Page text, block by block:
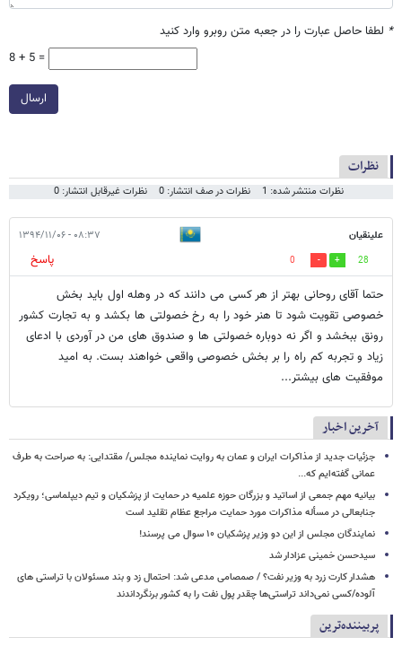
* لطفا حاصل عبارت را در جعبه متن روبرو وارد کنید
8 + 5 =
ارسال
نظرات
نظرات منتشر شده: 1 نظرات در صف انتشار: 0 نظرات غیرقابل انتشار: 0
علینقیان ۰۸:۳۷ - ۱۳۹۴/۱۱/۰۶
28
0
پاسخ
حتما آقای روحانی بهتر از هر کسی می دانند که در وهله اول باید بخش
خصوصی تقویت شود تا هنر خود را به رخ خصولتی ها بکشد و به تجارت کشور
رونق ببخشد و اگر نه دوباره خصولتی ها و صندوق های من در آوردی با ادعای
زیاد و تجربه کم راه را بر بخش خصوصی واقعی خواهند بست. به امید
موفقیت های بیشتر...
آخرین اخبار
جزئیات جدید از مذاکرات ایران و عمان به روایت نماینده مجلس/ مقتدایی: به صراحت به طرف
عمانی گفته‌ایم که...
بیانیه مهم جمعی از اساتید و بزرگان حوزه علمیه در حمایت از پزشکیان و تیم دیپلماسی؛ رویکرد
جنابعالی در مسأله مذاکرات مورد حمایت مراجع عظام تقلید است
نمایندگان مجلس از این دو وزیر پزشکیان ۱۰ سوال می پرسند!
سیدحسن خمینی عزادار شد
هشدار کارت زرد به وزیر نفت؟ / صمصامی مدعی شد: احتمال زد و بند مسئولان با تراستی های
آلوده/کسی نمی‌داند تراستی‌ها چقدر پول نفت را به کشور برنگرداندند
پربیننده‌ترین